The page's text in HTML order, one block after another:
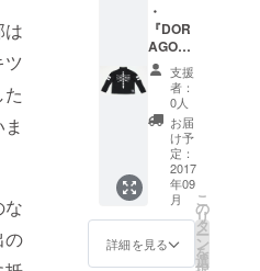
は
ツ
な
の
・
『DOR
AGONF
RY』ラ
ンニン
グジャ
ケット
（ウイ
ンドブ
レー
カー）
・サイ
ズ「１
(S〜
M）」
支援
者：
0人
お届
け予
定：
2017
年09
月
詳細を見る
こ
の
リ
タ
ー
ン
を
選